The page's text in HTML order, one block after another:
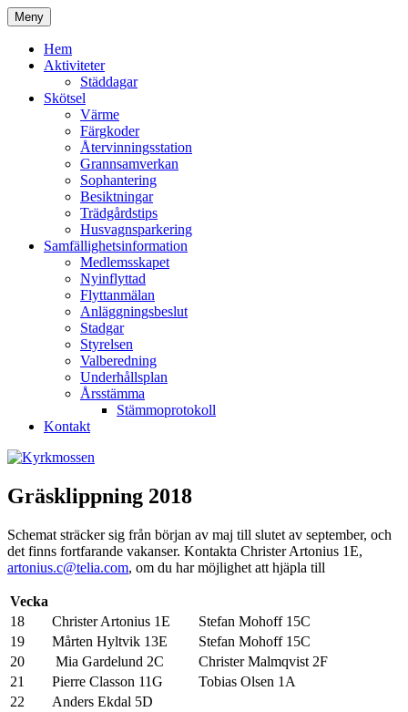
Hoppa
till
innehåll
Kyrkmossen
Meny
Hem
Aktiviteter
Städdagar
Skötsel
Värme
Färgkoder
Återvinningsstation
Grannsamverkan
Sophantering
Besiktningar
Trädgårdstips
Husvagnsparkering
Samfällighetsinformation
Medlemsskapet
Nyinflyttad
Flyttanmälan
Anläggningsbeslut
Stadgar
Styrelsen
Valberedning
Underhållsplan
Årsstämma
Stämmoprotokoll
Kontakt
Gräsklippning 2018
Schemat sträcker sig från början av maj till slutet av september, och
det finns fortfarande vakanser. Kontakta Christer Artonius 1E,
artonius.c@telia.com, om du har möjlighet att hjäpla till
Vecka
18
Christer Artonius 1E
Stefan Mohoff 15C
19
Mårten Hyltvik 13E
Stefan Mohoff 15C
20
Mia Gardelund 2C
Christer Malmqvist 2F
21
Pierre Classon 11G
Tobias Olsen 1A
22
Anders Ekdal 5D